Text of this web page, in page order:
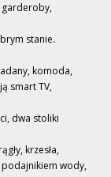
garderoby,
stanie.
komoda,
smart TV,
dwa stoliki
krzesła,
podajnikiem wody,